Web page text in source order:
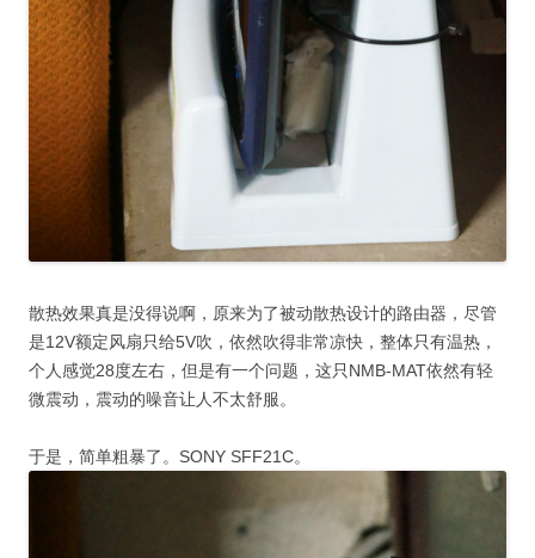
散热效果真是没得说啊，原来为了被动散热设计的路由器，尽管
是12V额定风扇只给5V吹，依然吹得非常凉快，整体只有温热，
个人感觉28度左右，但是有一个问题，这只NMB-MAT依然有轻
微震动，震动的噪音让人不太舒服。
于是，简单粗暴了。SONY SFF21C。